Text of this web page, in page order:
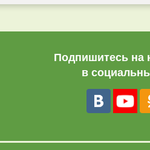
Подпишитесь на
в